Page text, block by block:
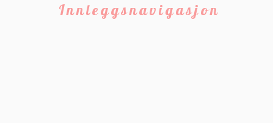
Innleggsnavigasjon